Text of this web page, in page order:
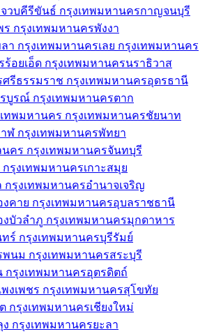
วบคีรีขันธ์ กรุงเทพมหานครกาญจนบุรี
ร กรุงเทพมหานครพังงา
า กรุงเทพมหานครเลย กรุงเทพมหานคร
ร้อยเอ็ด กรุงเทพมหานครนราธิวาส
รีธรรมราช กรุงเทพมหานครอุดรธานี
รบูรณ์ กรุงเทพมหานครตาก
ทพมหานคร กรุงเทพมหานครชัยนาท
ฬ กรุงเทพมหานครพัทยา
นคร กรุงเทพมหานครจันทบุรี
กรุงเทพมหานครเกาะสมุย
กรุงเทพมหานครอำนาจเจริญ
คาย กรุงเทพมหานครอุบลราชธานี
บัวลำภู กรุงเทพมหานครมุกดาหาร
ร์ กรุงเทพมหานครบุรีรัมย์
พนม กรุงเทพมหานครสระบุรี
กรุงเทพมหานครอุตรดิตถ์
งเพชร กรุงเทพมหานครสุโขทัย
กรุงเทพมหานครเชียงใหม่
กรุงเทพมหานครยะลา